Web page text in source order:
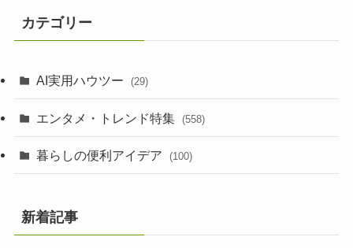
カテゴリー
AI実用ハウツー (29)
エンタメ・トレンド特集 (558)
暮らしの便利アイデア (100)
新着記事